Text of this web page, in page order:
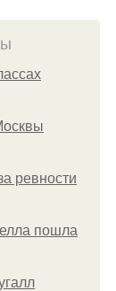
ревности
пошла